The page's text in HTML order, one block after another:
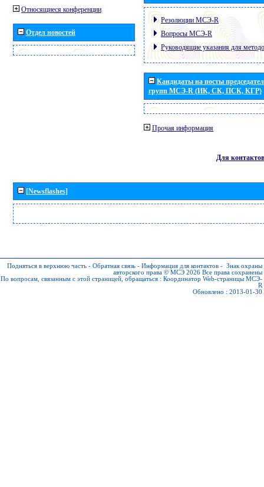
Относящиеся конференции
Отдел новостей
Резолюции МСЭ-R
Вопросы МСЭ-R
Руководящие указания для
Кандидаты на посты
групп МСЭ-R (ИК, СК, ПСК, КГР)
Прочая информация
Для контактов
[Newsflashes]
Подняться в верхнюю часть - Обратная связь - Информация для контактов - Знак охраны
авторского права © МСЭ 2026 Все права сохранены
По вопросам, связанным с этой страницей, обращаться : Координатор Web-страницы МСЭ-
R
Обновлено : 2013-01-30